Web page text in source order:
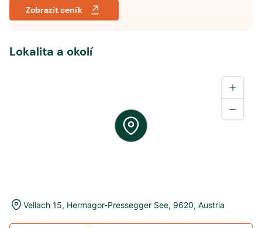
Zobrazit ceník
Lokalita a okolí
Vellach 15, Hermagor-Pressegger See, 9620, Austria